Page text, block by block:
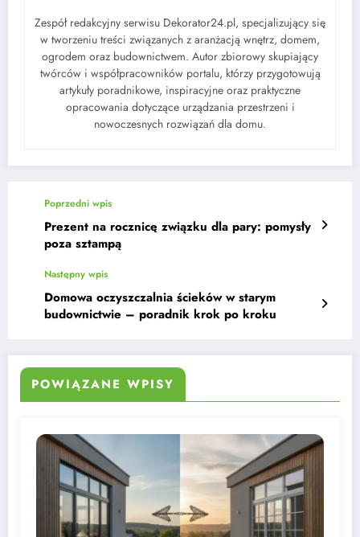
Zespół redakcyjny serwisu Dekorator24.pl, specjalizujący się
w tworzeniu treści związanych z aranżacją wnętrz, domem,
ogrodem oraz budownictwem. Autor zbiorowy skupiający
twórców i współpracowników portalu, którzy przygotowują
artykuły poradnikowe, inspiracyjne oraz praktyczne
opracowania dotyczące urządzania przestrzeni i
nowoczesnych rozwiązań dla domu.
Poprzedni wpis
Prezent na rocznicę związku dla pary: pomysły
poza sztampą
Następny wpis
Domowa oczyszczalnia ścieków w starym
budownictwie – poradnik krok po kroku
POWIĄZANE WPISY